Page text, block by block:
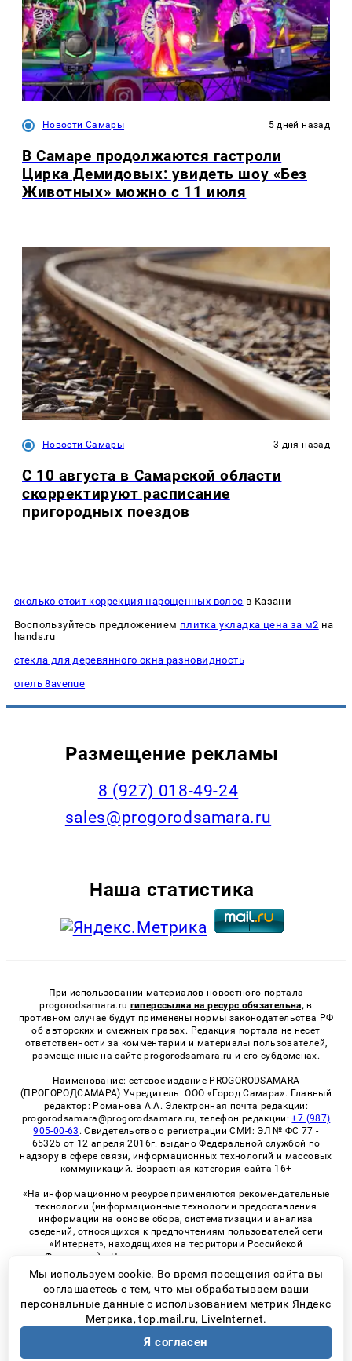
Новости Самары 5 дней назад
В Самаре продолжаются гастроли
Цирка Демидовых: увидеть шоу «Без
Животных» можно с 11 июля
Новости Самары 3 дня назад
С 10 августа в Самарской области
скорректируют расписание
пригородных поездов
сколько стоит коррекция нарощенных волос в Казани
Воспользуйтесь предложением плитка укладка цена за м2 на
hands.ru
стекла для деревянного окна разновидность
отель 8avenue
Размещение рекламы
8 (927) 018-49-24
sales@progorodsamara.ru
Наша статистика
При использовании материалов новостного портала
progorodsamara.ru гиперссылка на ресурс обязательна, в
противном случае будут применены нормы законодательства РФ
об авторских и смежных правах. Редакция портала не несет
ответственности за комментарии и материалы пользователей,
размещенные на сайте progorodsamara.ru и его субдоменах.
Наименование: сетевое издание PROGORODSAMARA
(ПРОГОРОДСАМАРА) Учредитель: ООО «Город Самара». Главный
редактор: Романова А.А. Электронная почта редакции:
progorodsamara@progorodsamara.ru, телефон редакции:+7 (987)
905-00-63 . Свидетельство о регистрации СМИ: ЭЛ № ФС 77 -
65325 от 12 апреля 2016г. выдано Федеральной службой по
надзору в сфере связи, информационных технологий и массовых
коммуникаций. Возрастная категория сайта 16+
«На информационном ресурсе применяются рекомендательные
технологии (информационные технологии предоставления
информации на основе сбора, систематизации и анализа
сведений, относящихся к предпочтениям пользователей сети
«Интернет», находящихся на территории Российской
Федерации)». Правила применения рекомендательных
технологий в виджетах рекламно-обменной сети
«СМИ2» (PDF)
© 2026 «ProGorodSamara» | Все права защищены
Возрастная категория сайта 16+
Мы используем cookie. Во время посещения сайта вы
соглашаетесь с тем, что мы обрабатываем ваши
персональные данные с использованием метрик Яндекс
Метрика, top.mail.ru, LiveInternet.
Я согласен